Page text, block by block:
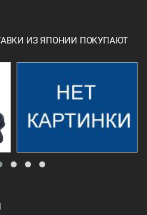
ИЗ ЯПОНИИ ПОКУПАЮТ